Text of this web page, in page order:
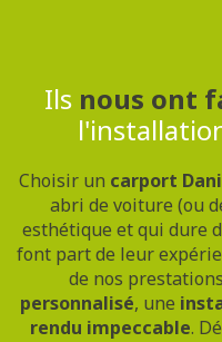
Ils nous ont
Choisir un carport
abri de voiture (ou
esthétique et qui dure
font part de leur
de nos
personnalisé, une
rendu impeccable.